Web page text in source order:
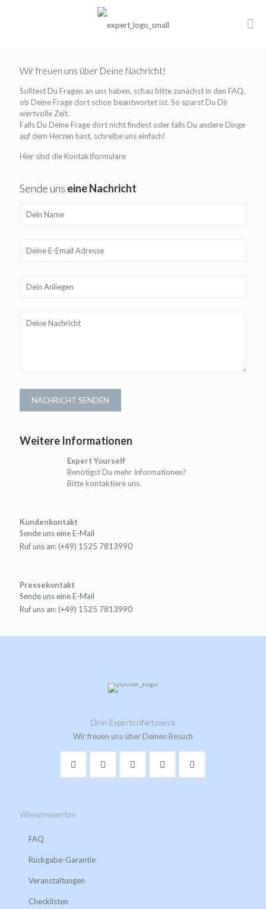
Wir freuen uns über Deine Nachricht!
Solltest Du Fragen an uns haben, schau bitte zunächst in den FAQ,
ob Deine Frage dort schon beantwortet ist. So sparst Du Dir
wertvolle Zeit.
Falls Du Deine Frage dort nicht findest oder falls Du andere Dinge
auf dem Herzen hast, schreibe uns einfach!
Hier sind die Kontaktformulare
Sende uns eine Nachricht
Weitere Informationen
Expert Yourself
Benötigst Du mehr Informationen?
Bitte kontaktiere uns.
Kundenkontakt
Sende uns eine E-Mail
Ruf uns an: (+49) 1525 7813990
Pressekontakt
Sende uns eine E-Mail
Ruf uns an: (+49) 1525 7813990
Dein ExpertenNetzwerk
Wir freuen uns über Deinen Besuch
Wissenswertes
FAQ
Rückgabe-Garantie
Veranstaltungen
Checklisten